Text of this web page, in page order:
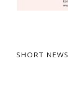
SHORT NEWS